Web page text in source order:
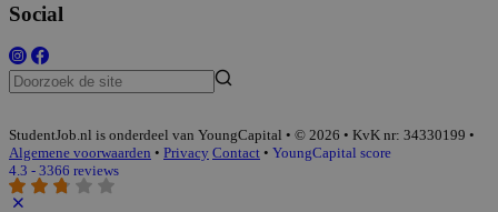
Social
StudentJob.nl is onderdeel van YoungCapital • © 2026 • KvK nr: 34330199 •
Algemene voorwaarden • Privacy Contact • YoungCapital score
4.3 - 3366 reviews